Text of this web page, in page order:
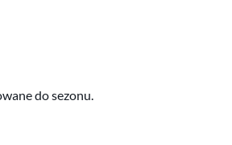
do sezonu.